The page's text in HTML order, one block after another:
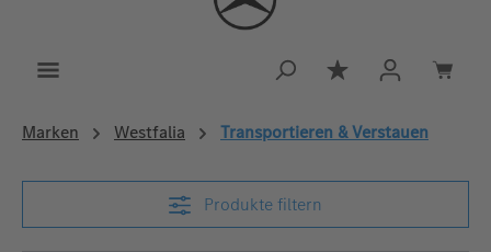
Du hast 0
Marken Westfalia Transportieren & Verstauen
Produkte filtern